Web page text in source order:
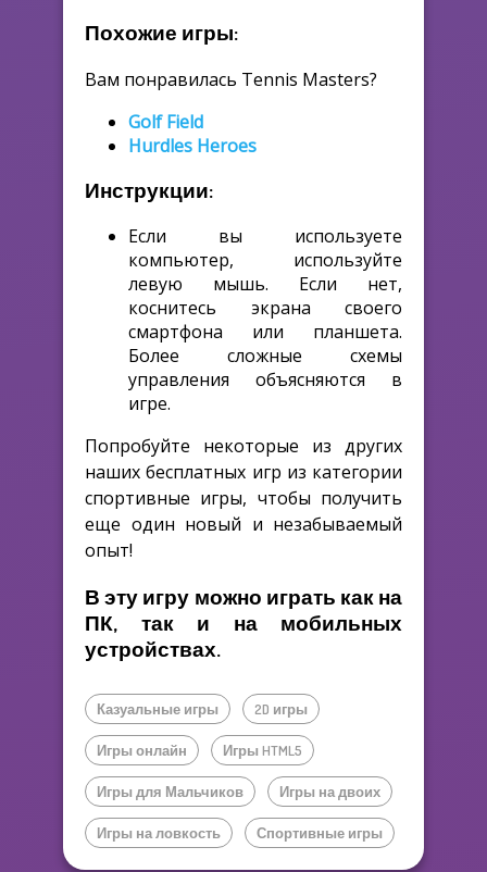
Похожие игры:
Вам понравилась Tennis Masters?
Golf Field
Hurdles Heroes
Инструкции:
Если вы используете
компьютер, используйте
левую мышь. Если нет,
коснитесь экрана своего
смартфона или планшета.
Более сложные схемы
управления объясняются в
игре.
Попробуйте некоторые из других
наших бесплатных игр из категории
спортивные игры, чтобы получить
еще один новый и незабываемый
опыт!
В эту игру можно играть как на
ПК, так и на мобильных
устройствах.
Казуальные игры 2D игры
Игры онлайн Игры HTML5
Игры для Мальчиков Игры на двоих
Игры на ловкость Спортивные игры